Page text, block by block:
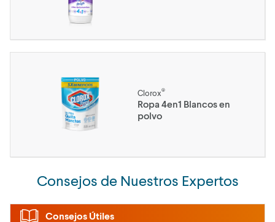
Clorox®
Ropa 4en1 Blancos en
polvo
Consejos de Nuestros Expertos
Consejos Útiles